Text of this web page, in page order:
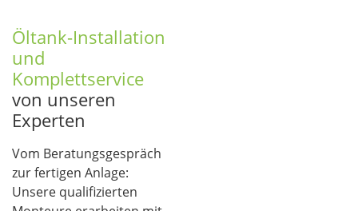
Öltank-Installation
und
Komplettservice
von unseren
Experten
Vom Beratungsgespräch
zur fertigen Anlage:
Unsere qualifizierten